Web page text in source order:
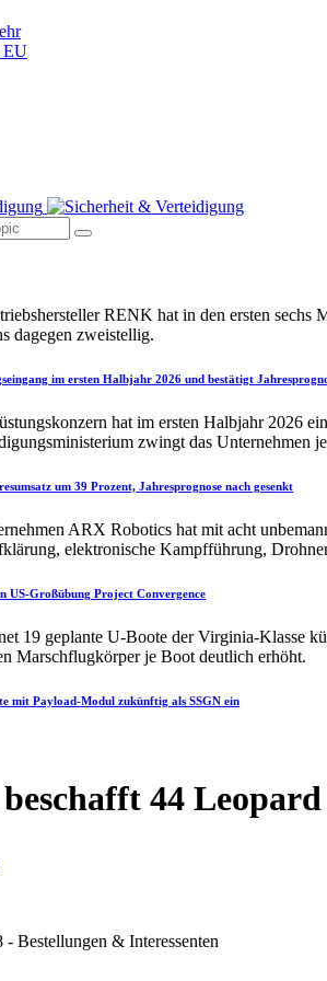
im ersten Halbjahr 2026 und bestätigt
um 39 Prozent, Jahresprognose nach gesenkt
US-Großübung Project Convergence
mit Payload-Modul zukünftig als SSGN ein
44